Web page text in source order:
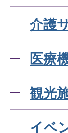
介護
医療
観光
イベ